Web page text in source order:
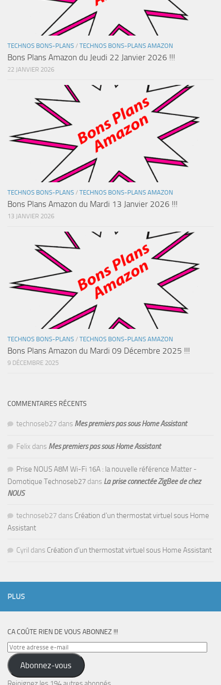
TECHNOS BONS-PLANS / TECHNOS BONS-PLANS AMAZON
Bons Plans Amazon du Jeudi 22 Janvier 2026 !!!
22 JANVIER 2026
TECHNOS BONS-PLANS / TECHNOS BONS-PLANS AMAZON
Bons Plans Amazon du Mardi 13 Janvier 2026 !!!
13 JANVIER 2026
TECHNOS BONS-PLANS / TECHNOS BONS-PLANS AMAZON
Bons Plans Amazon du Mardi 09 Décembre 2025 !!!
9 DÉCEMBRE 2025
COMMENTAIRES RÉCENTS
technoseb27 dans Mes premiers pas sous Home Assistant
Felix dans Mes premiers pas sous Home Assistant
Prise NOUS A8M Wi-Fi 16A : la nouvelle référence Matter -
Domotique Technoseb27 dans La prise connectée ZigBee de chez
NOUS
technoseb27 dans Création d’un thermostat virtuel sous Home
Assistant
Cyril dans Création d’un thermostat virtuel sous Home Assistant
PLUS
CA COÛTE RIEN DE VOUS ABONNEZ !!!
Votre
adresse
e-
mail
Abonnez-vous